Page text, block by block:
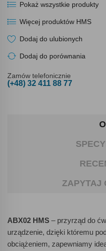
Pokaż wszystkie produkty
Więcej produktów HMS
Dodaj do ulubionych
Dodaj do porównania
Zamów telefonicznie
(+48) 32 411 88 77
ZAPYTAJ
ABX02 HMS – przyrząd do
urządzenie, dzięki któremu
obciążeniem, zapewniamy